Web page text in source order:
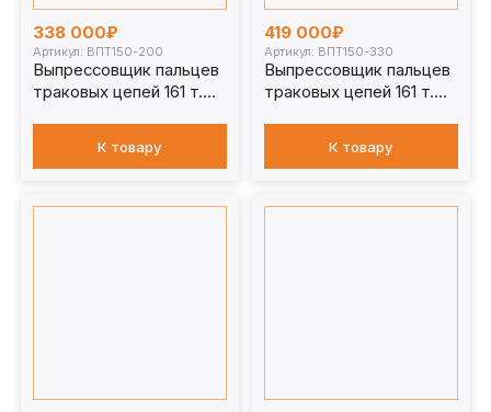
338 000₽
Артикул: ВПТ150-200
Выпрессовщик пальцев
траковых цепей 161 т.
К товару
419 000₽
Артикул: ВПТ150-330
Выпрессовщик пальцев
траковых цепей 161 т.
К товару